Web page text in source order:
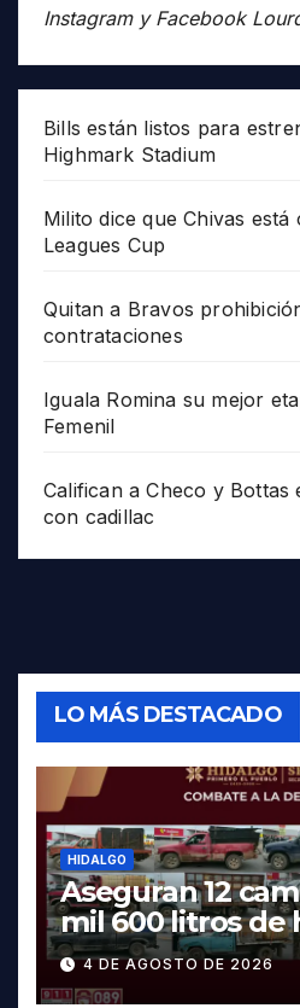
Instagram y Facebook
Bills están listos para
Highmark Stadium
Milito dice que Chivas
Leagues Cup
Quitan a Bravos
contrataciones
Iguala Romina su mejor
Femenil
Califican a Checo y Bottas
con cadillac
LO MÁS DESTACADO
HIDALGO
Aseguran 12
mil 600 litros de
y dos vehículos
Tula
4 DE AGOSTO DE 2026